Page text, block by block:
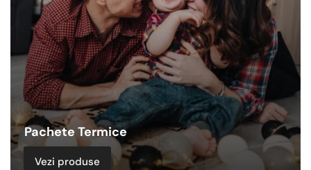
Pachete Termice
Vezi produse